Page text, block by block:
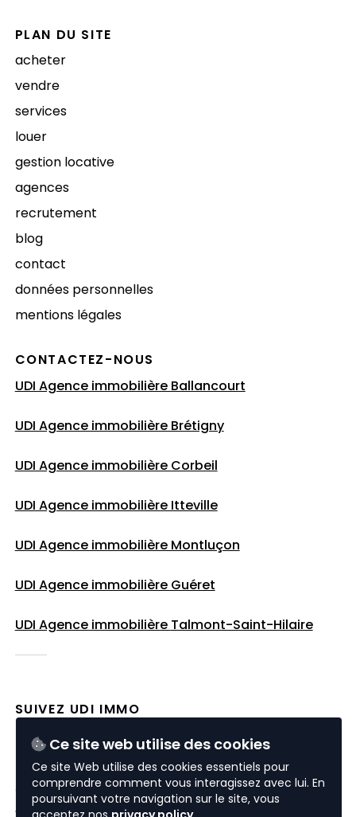
Ce site web utilise des cookies
Ce site Web utilise des cookies essentiels pour
comprendre comment vous interagissez avec lui. En
poursuivant votre navigation sur le site, vous
PLAN DU SITE
acheter
vendre
services
louer
gestion locative
agences
recrutement
blog
contact
données personnelles
mentions légales
CONTACTEZ-NOUS
UDI Agence immobilière Ballancourt
UDI Agence immobilière Brétigny
UDI Agence immobilière Corbeil
UDI Agence immobilière Itteville
UDI Agence immobilière Montluçon
UDI Agence immobilière Guéret
UDI Agence immobilière Talmont-Saint-Hilaire
SUIVEZ UDI IMMO
© 2026 UDI Immo
website bynextfloor